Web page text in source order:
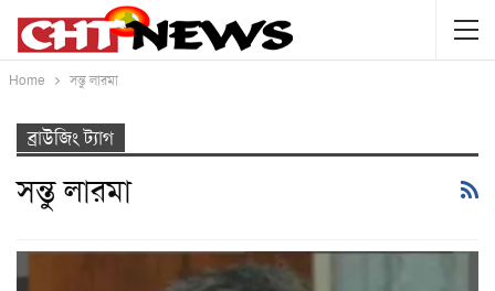
Home সন্তু লারমা
ব্রাউজিং ট্যাগ
সন্তু লারমা